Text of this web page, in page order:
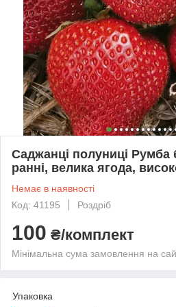
Саджанці полуниці Румба
ранні, велика ягода,
Немає в наявності
Код: 41195
Роздріб
100 ₴/комплект
Мінімальна сума замовлення на
Упаковка